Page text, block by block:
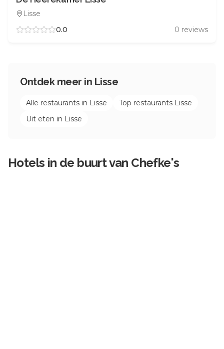
Lisse
0.0 0 reviews
Ontdek meer in Lisse
Alle restaurants in Lisse Top restaurants Lisse
Uit eten in Lisse
Hotels in de buurt van Chefke's